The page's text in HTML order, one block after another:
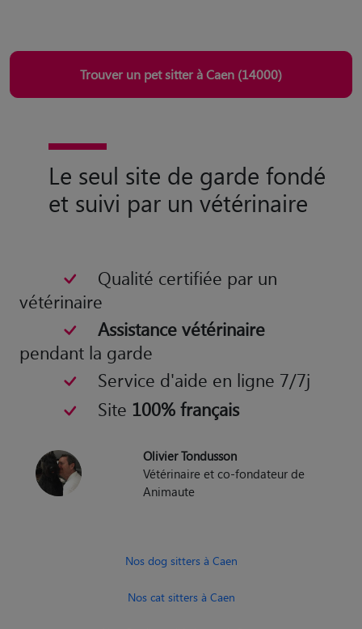
Trouver un pet sitter à Caen (14000)
Le seul site de garde fondé
et suivi par un vétérinaire
Qualité certifiée par un
vétérinaire
Assistance vétérinaire
pendant la garde
Service d'aide en ligne 7/7j
Site 100% français
Olivier Tondusson
Vétérinaire et co-fondateur de
Animaute
Nos dog sitters à Caen
Nos cat sitters à Caen